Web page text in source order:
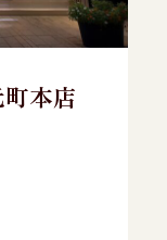
本店